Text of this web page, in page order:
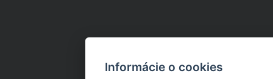
Informácie o cookies